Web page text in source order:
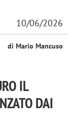
10/06/2026
di Mario Mancuso
IL
DAI